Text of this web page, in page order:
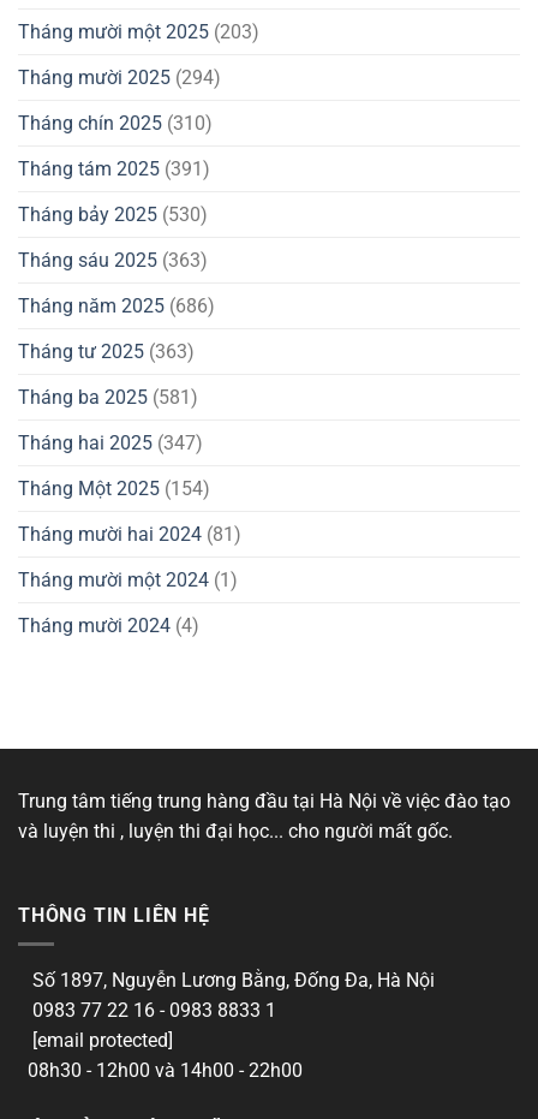
Tháng mười một 2025 (203)
Tháng mười 2025 (294)
Tháng chín 2025 (310)
Tháng tám 2025 (391)
Tháng bảy 2025 (530)
Tháng sáu 2025 (363)
Tháng năm 2025 (686)
Tháng tư 2025 (363)
Tháng ba 2025 (581)
Tháng hai 2025 (347)
Tháng Một 2025 (154)
Tháng mười hai 2024 (81)
Tháng mười một 2024 (1)
Tháng mười 2024 (4)
Trung tâm tiếng trung hàng đầu tại Hà Nội về việc đào tạo
và luyện thi , luyện thi đại học... cho người mất gốc.
THÔNG TIN LIÊN HỆ
Số 1897, Nguyễn Lương Bằng, Đống Đa, Hà Nội
0983 77 22 16 - 0983 8833 1
[email protected]
08h30 - 12h00 và 14h00 - 22h00